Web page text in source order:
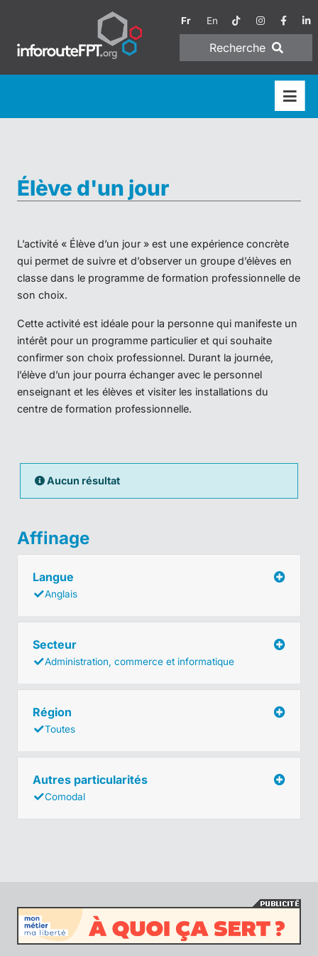
Fr En
Recherche
Élève d'un jour
L’activité « Élève d’un jour » est une expérience concrète
qui permet de suivre et d’observer un groupe d’élèves en
classe dans le programme de formation professionnelle de
son choix.
Cette activité est idéale pour la personne qui manifeste un
intérêt pour un programme particulier et qui souhaite
confirmer son choix professionnel. Durant la journée,
l’élève d’un jour pourra échanger avec le personnel
enseignant et les élèves et visiter les installations du
centre de formation professionnelle.
Aucun résultat
Affinage
Langue
Anglais
Secteur
Administration, commerce et informatique
Région
Toutes
Autres particularités
Comodal